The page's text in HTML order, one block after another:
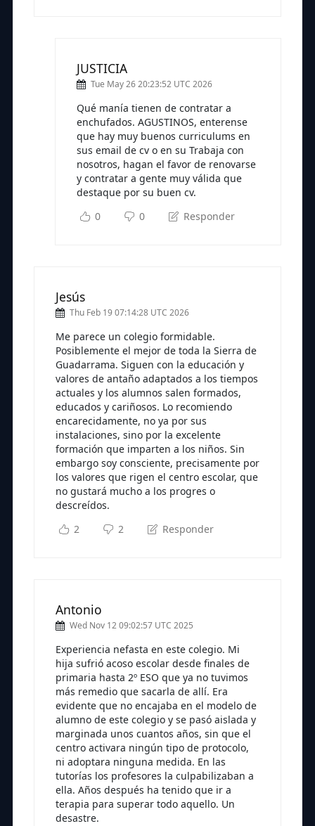
JUSTICIA
Tue May 26 20:23:52 UTC 2026
Qué manía tienen de contratar a
enchufados. AGUSTINOS, enterense
que hay muy buenos curriculums en
sus email de cv o en su Trabaja con
nosotros, hagan el favor de renovarse
y contratar a gente muy válida que
destaque por su buen cv.
0
0 Responder
Jesús
Thu Feb 19 07:14:28 UTC 2026
Me parece un colegio formidable.
Posiblemente el mejor de toda la Sierra de
Guadarrama. Siguen con la educación y
valores de antaño adaptados a los tiempos
actuales y los alumnos salen formados,
educados y cariñosos. Lo recomiendo
encarecidamente, no ya por sus
instalaciones, sino por la excelente
formación que imparten a los niños. Sin
embargo soy consciente, precisamente por
los valores que rigen el centro escolar, que
no gustará mucho a los progres o
descreídos.
2
2 Responder
Antonio
Wed Nov 12 09:02:57 UTC 2025
Experiencia nefasta en este colegio. Mi
hija sufrió acoso escolar desde finales de
primaria hasta 2º ESO que ya no tuvimos
más remedio que sacarla de allí. Era
evidente que no encajaba en el modelo de
alumno de este colegio y se pasó aislada y
marginada unos cuantos años, sin que el
centro activara ningún tipo de protocolo,
ni adoptara ninguna medida. En las
tutorías los profesores la culpabilizaban a
ella. Años después ha tenido que ir a
terapia para superar todo aquello. Un
desastre.